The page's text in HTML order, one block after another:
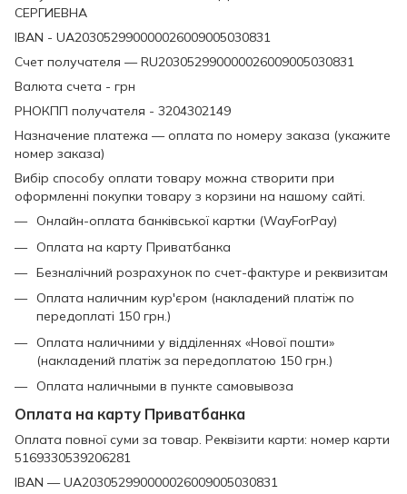
СЕРГИЕВНА
IBAN - UA203052990000026009005030831
Счет получателя — RU203052990000026009005030831
Валюта счета - грн
РНОКПП получателя - 3204302149
Назначение платежа — оплата по номеру заказа (укажите
номер заказа)
Вибір способу оплати товару можна створити при
оформленні покупки товару з корзини на нашому сайті.
Онлайн-оплата банківської картки (WayForPay)
Оплата на карту Приватбанка
Безналічний розрахунок по счет-фактуре и реквизитам
Оплата наличним кур'єром (накладений платіж по
передоплаті 150 грн.)
Оплата наличними у відділеннях «Нової пошти»
(накладений платіж за передоплатою 150 грн.)
Оплата наличными в пункте самовывоза
Оплата на карту Приватбанка
Оплата повної суми за товар. Реквізити карти: номер карти
5169330539206281
IBAN — UA203052990000026009005030831